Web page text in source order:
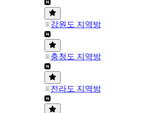
강원도 지역방
충청도 지역방
전라도 지역방